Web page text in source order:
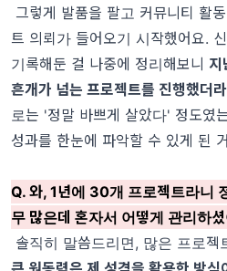
그렇게 발품을 팔고 커뮤니티 활
트 의뢰가 들어오기 시작했어요.
기록해둔 걸 나중에 정리해보니 지
흔개가 넘는 프로젝트를 진행했더
로는 '정말 바쁘게 살았다' 정도였
성과를 한눈에 파악할 수 있게 된
Q. 와, 1년에 30개 프로젝트라니
무 많은데 혼자서 어떻게 관리하
솔직히 말씀드리면, 많은 프로젝